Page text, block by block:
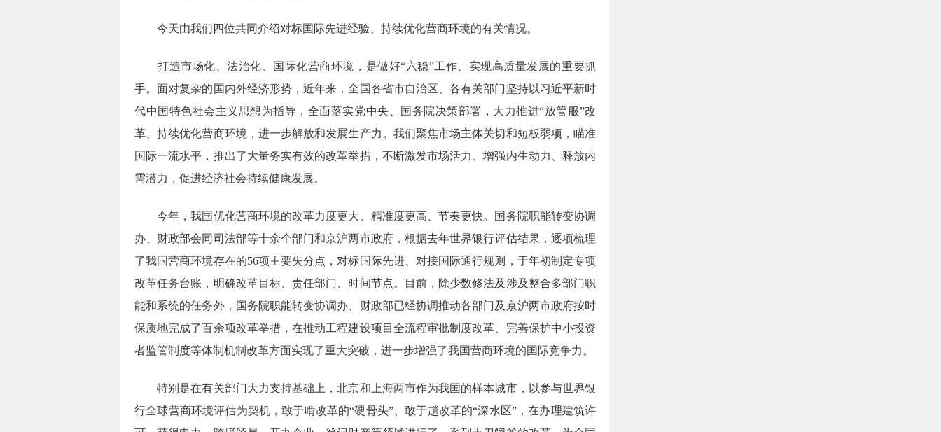
今天由我们四位共同介绍对标国际先进经验、持续优化营商环境的有关情况。
打造市场化、法治化、国际化营商环境，是做好“六稳”工作、实现高质量发展的重要抓
手。面对复杂的国内外经济形势，近年来，全国各省市自治区、各有关部门坚持以习近平新时
代中国特色社会主义思想为指导，全面落实党中央、国务院决策部署，大力推进“放管服”改
革、持续优化营商环境，进一步解放和发展生产力。我们聚焦市场主体关切和短板弱项，瞄准
国际一流水平，推出了大量务实有效的改革举措，不断激发市场活力、增强内生动力、释放内
需潜力，促进经济社会持续健康发展。
今年，我国优化营商环境的改革力度更大、精准度更高、节奏更快。国务院职能转变协调
办、财政部会同司法部等十余个部门和京沪两市政府，根据去年世界银行评估结果，逐项梳理
了我国营商环境存在的56项主要失分点，对标国际先进、对接国际通行规则，于年初制定专项
改革任务台账，明确改革目标、责任部门、时间节点。目前，除少数修法及涉及整合多部门职
能和系统的任务外，国务院职能转变协调办、财政部已经协调推动各部门及京沪两市政府按时
保质地完成了百余项改革举措，在推动工程建设项目全流程审批制度改革、完善保护中小投资
者监管制度等体制机制改革方面实现了重大突破，进一步增强了我国营商环境的国际竞争力。
特别是在有关部门大力支持基础上，北京和上海两市作为我国的样本城市，以参与世界银
行全球营商环境评估为契机，敢于啃改革的“硬骨头”、敢于趟改革的“深水区”，在办理建筑许